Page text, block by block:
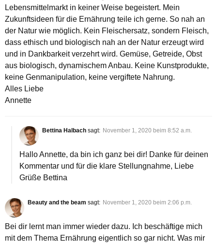
Lebensmittelmarkt in keiner Weise begeistert. Mein
Zukunftsideen für die Ernährung teile ich gerne. So nah an
der Natur wie möglich. Kein Fleischersatz, sondern Fleisch,
dass ethisch und biologisch nah an der Natur erzeugt wird
und in Dankbarkeit verzehrt wird. Gemüse, Getreide, Obst
aus biologisch, dynamischem Anbau. Keine Kunstprodukte,
keine Genmanipulation, keine vergiftete Nahrung.
Alles Liebe
Annette
Bettina Halbach sagt: November 1, 2020 beim 8:52 a.m.
Hallo Annette, da bin ich ganz bei dir! Danke für deinen
Kommentar und für die klare Stellungnahme, Liebe
Grüße Bettina
Beauty and the beam sagt: November 1, 2020 beim 2:06 p.m.
Bei dir lernt man immer wieder dazu. Ich beschäftige mich
mit dem Thema Ernährung eigentlich so gar nicht. Was mir